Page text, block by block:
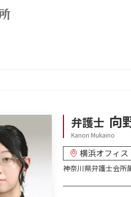
弁護士 向
Kanon Mukaino
横浜オフィス
神奈川県弁護士会所